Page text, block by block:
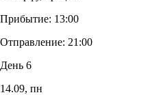
Прибытие: 13:00
Отправление: 21:00
День 6
14.09, пн